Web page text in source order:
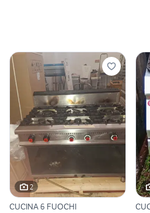
2
CUCINA 6 FUOCHI